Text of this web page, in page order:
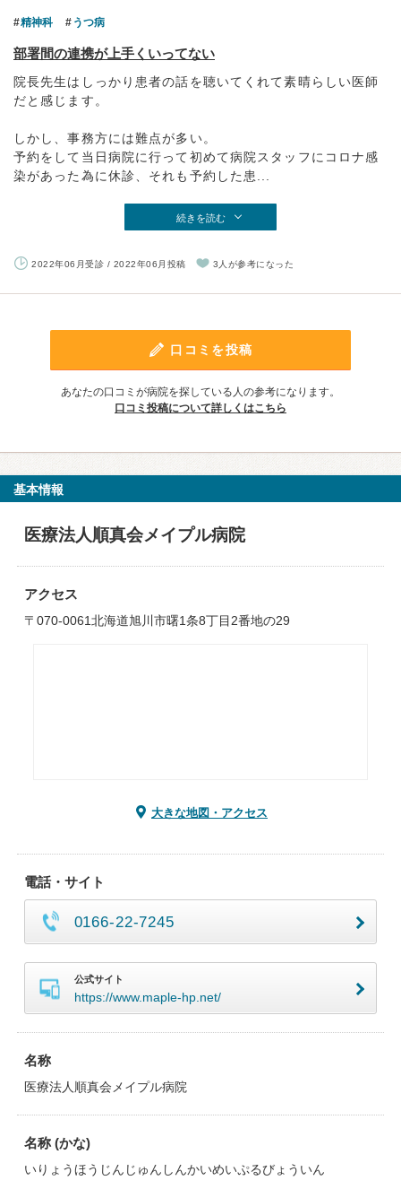
精神科 うつ病
部署間の連携が上手くいってない
院長先生はしっかり患者の話を聴いてくれて素晴らしい医師
だと感じます。
しかし、事務方には難点が多い。
予約をして当日病院に行って初めて病院スタッフにコロナ感
染があった為に休診、それも予約した患...
続きを読む
2022年06月受診 / 2022年06月投稿 3人が参考になった
口コミを投稿
あなたの口コミが病院を探している人の参考になります。
口コミ投稿について詳しくはこちら
基本情報
医療法人順真会メイプル病院
アクセス
〒070-0061北海道旭川市曙1条8丁目2番地の29
大きな地図・アクセス
電話・サイト
0166-22-7245
公式サイト
https://www.maple-hp.net/
名称
医療法人順真会メイプル病院
名称 (かな)
いりょうほうじんじゅんしんかいめいぷるびょういん